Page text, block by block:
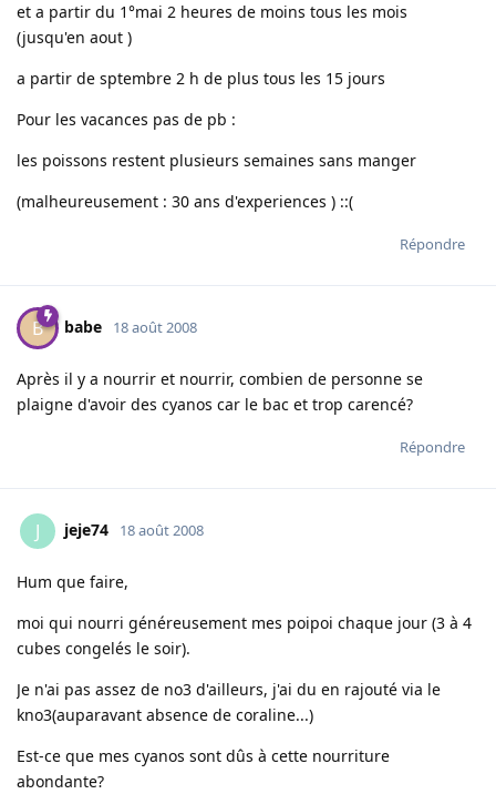
et a partir du 1°mai 2 heures de moins tous les mois
(jusqu'en aout )
a partir de sptembre 2 h de plus tous les 15 jours
Pour les vacances pas de pb :
les poissons restent plusieurs semaines sans manger
(malheureusement : 30 ans d'experiences ) ::(
Répondre
B babe 18 août 2008
Après il y a nourrir et nourrir, combien de personne se
plaigne d'avoir des cyanos car le bac et trop carencé?
Répondre
J jeje74 18 août 2008
Hum que faire,
moi qui nourri généreusement mes poipoi chaque jour (3 à 4
cubes congelés le soir).
Je n'ai pas assez de no3 d'ailleurs, j'ai du en rajouté via le
kno3(auparavant absence de coraline...)
Est-ce que mes cyanos sont dûs à cette nourriture
abondante?